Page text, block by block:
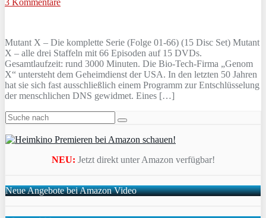
Mutant X – Die komplette Serie (Folge 01-66) (15 Disc Set) Mutant
X – alle drei Staffeln mit 66 Episoden auf 15 DVDs.
Gesamtlaufzeit: rund 3000 Minuten. Die Bio-Tech-Firma „Genom
X“ untersteht dem Geheimdienst der USA. In den letzten 50 Jahren
hat sie sich fast ausschließlich einem Programm zur Entschlüsselung
der menschlichen DNS gewidmet. Eines […]
NEU: Jetzt direkt unter Amazon verfügbar!
Neue Angebote bei Amazon Video